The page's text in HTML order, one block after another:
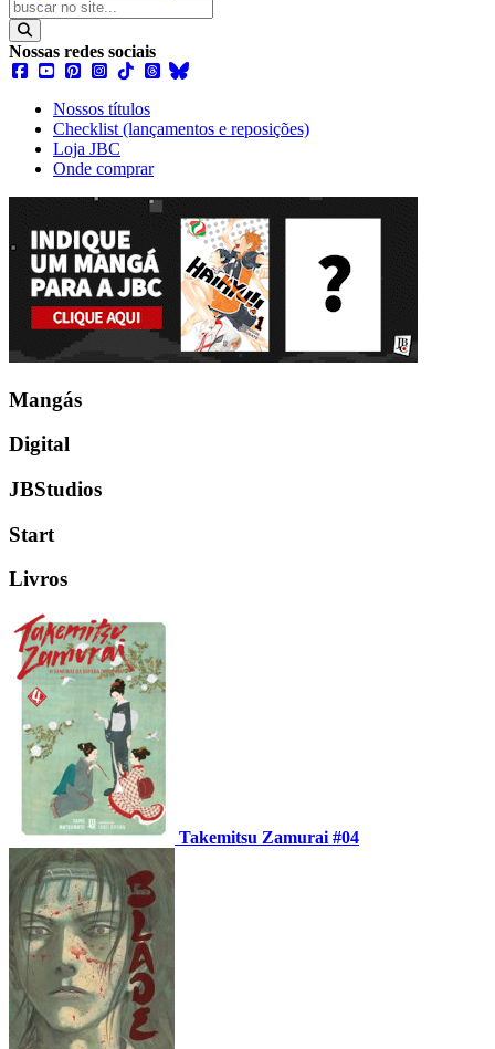
Nossas redes sociais
Nossos títulos
Checklist (lançamentos e reposições)
Loja JBC
Onde comprar
Mangás
Digital
JBStudios
Start
Livros
Takemitsu Zamurai #04